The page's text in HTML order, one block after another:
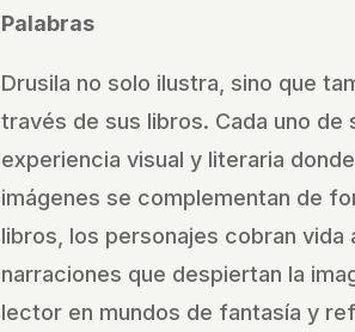
Palabras
Drusila no solo ilustra, sino que
través de sus libros. Cada uno de
experiencia visual y literaria
imágenes se complementan de
libros, los personajes cobran
narraciones que despiertan la
lector en mundos de fantasía y